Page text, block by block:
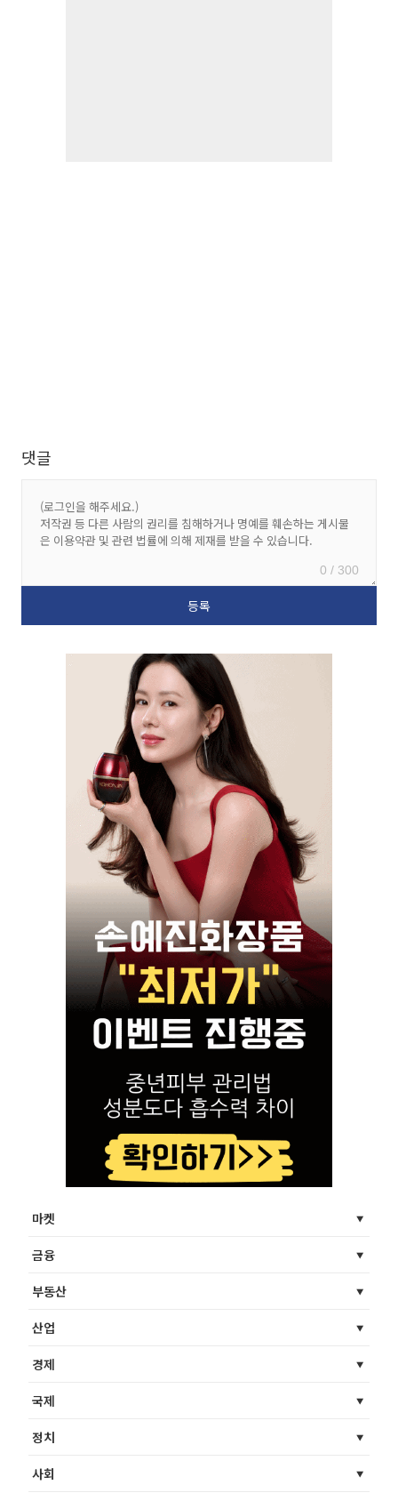
댓글
0 / 300
마켓
금융
부동산
산업
경제
국제
정치
사회